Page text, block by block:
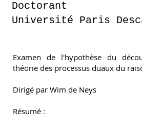
Doctorant
Université Paris
Examen de l'hypothèse du
théorie des processus duaux du
Dirigé par Wim de Neys
Résumé :